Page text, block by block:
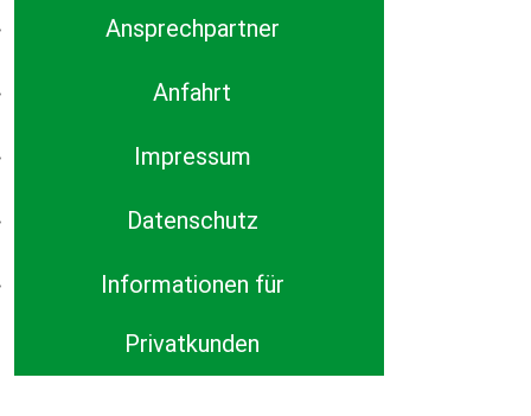
Ansprechpartner
Anfahrt
Impressum
Datenschutz
Informationen für
Privatkunden